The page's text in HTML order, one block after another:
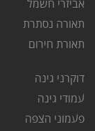
אביזרי חשמל
תאורה נסתרת
תאורת חירום
דוקרני גינה
עמודי גינה
פעמוני הצפה